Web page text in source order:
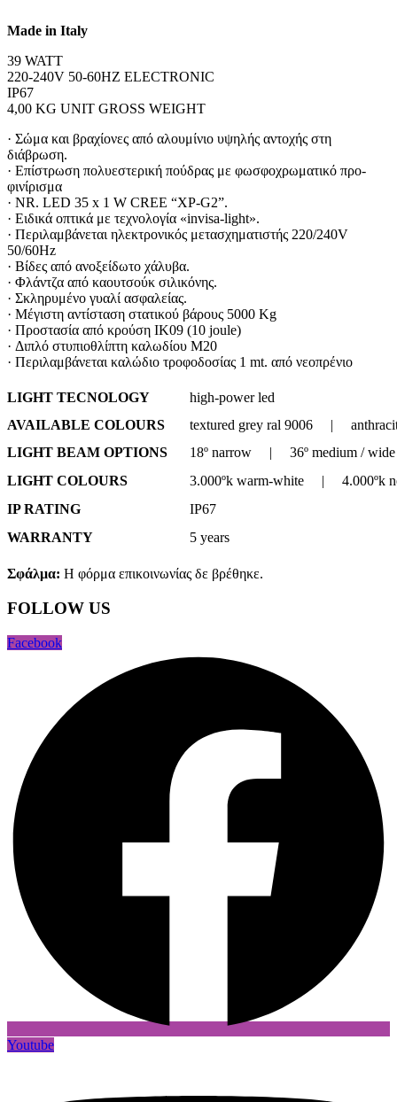
Made in Italy
39 WATT
220-240V 50-60HZ ELECTRONIC
IP67
4,00 KG UNIT GROSS WEIGHT
· Σώμα και βραχίονες από αλουμίνιο υψηλής αντοχής στη
διάβρωση.
· Επίστρωση πολυεστερική πούδρας με φωσφοχρωματικό προ-
φινίρισμα
· NR. LED 35 x 1 W CREE “XP-G2”.
· Ειδικά οπτικά με τεχνολογία «invisa-light».
· Περιλαμβάνεται ηλεκτρονικός μετασχηματιστής 220/240V
50/60Hz
· Βίδες από ανοξείδωτο χάλυβα.
· Φλάντζα από καουτσούκ σιλικόνης.
· Σκληρυμένο γυαλί ασφαλείας.
· Μέγιστη αντίσταση στατικού βάρους 5000 Kg
· Προστασία από κρούση IK09 (10 joule)
· Διπλό στυπιοθλίπτη καλωδίου M20
· Περιλαμβάνεται καλώδιο τροφοδοσίας 1 mt. από νεοπρένιο
LIGHT TECNOLOGY
high-power led
AVAILABLE COLOURS
textured grey ral 9006 |
LIGHT BEAM OPTIONS
18º narrow | 36º medium / wide
LIGHT COLOURS
3.000ºk warm-white | 4.000ºk
IP RATING
IP67
WARRANTY
5 years
Σφάλμα: Η φόρμα επικοινωνίας δε βρέθηκε.
FOLLOW US
Facebook
Youtube